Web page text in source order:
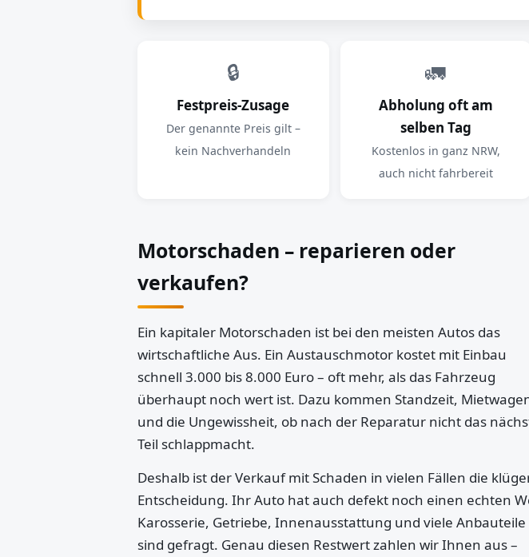
🔒
Festpreis-Zusage
Der genannte Preis gilt –
kein Nachverhandeln
🚛
Abholung oft am
selben Tag
Kostenlos in ganz NRW,
auch nicht fahrbereit
Motorschaden – reparieren oder
verkaufen?
Ein kapitaler Motorschaden ist bei den meisten Autos das
wirtschaftliche Aus. Ein Austauschmotor kostet mit Einbau
schnell 3.000 bis 8.000 Euro – oft mehr, als das Fahrzeug
überhaupt noch wert ist. Dazu kommen Standzeit,
und die Ungewissheit, ob nach der Reparatur nicht das
Teil schlappmacht.
Deshalb ist der Verkauf mit Schaden in vielen Fällen die
Entscheidung. Ihr Auto hat auch defekt noch einen echten
Karosserie, Getriebe, Innenausstattung und viele Anbauteile
sind gefragt. Genau diesen Restwert zahlen wir Ihnen aus –